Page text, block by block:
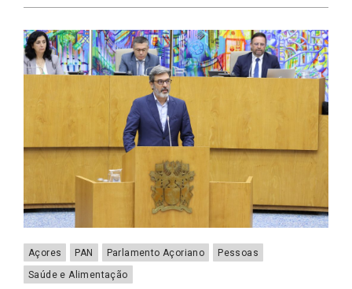
Açores PAN Parlamento Açoriano
Pessoas
Saúde e Alimentação